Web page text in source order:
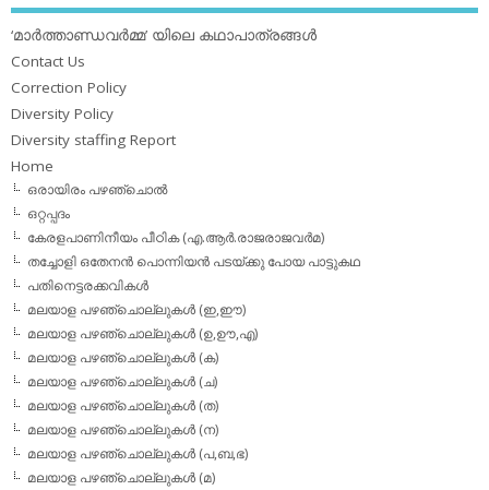
‘മാര്‍ത്താണ്ഡവര്‍മ്മ’ യിലെ കഥാപാത്രങ്ങള്‍
Contact Us
Correction Policy
Diversity Policy
Diversity staffing Report
Home
ഒരായിരം പഴഞ്ചൊല്‍
ഒറ്റപ്പദം
കേരളപാണിനീയം പീഠിക (എ.ആര്‍.രാജരാജവര്‍മ)
തച്ചോളി ഒതേനൻ പൊന്നിയൻ പടയ്‌ക്കു പോയ പാട്ടുകഥ
പതിനെട്ടരക്കവികള്‍
മലയാള പഴഞ്ചൊല്ലുകള്‍ (ഇ,ഈ)
മലയാള പഴഞ്ചൊല്ലുകള്‍ (ഉ,ഊ,എ)
മലയാള പഴഞ്ചൊല്ലുകള്‍ (ക)
മലയാള പഴഞ്ചൊല്ലുകള്‍ (ച)
മലയാള പഴഞ്ചൊല്ലുകള്‍ (ത)
മലയാള പഴഞ്ചൊല്ലുകള്‍ (ന)
മലയാള പഴഞ്ചൊല്ലുകള്‍ (പ,ബ,ഭ)
മലയാള പഴഞ്ചൊല്ലുകള്‍ (മ)